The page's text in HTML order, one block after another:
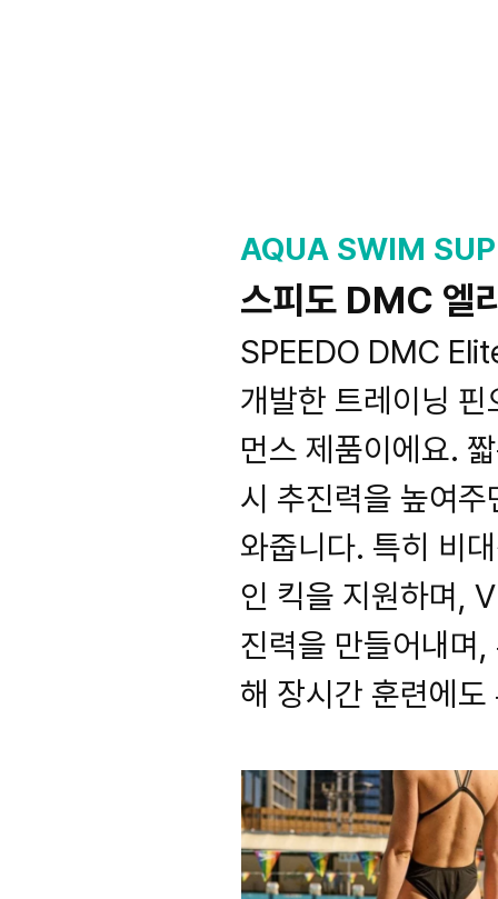
AQUA SWIM
스피도 DMC 엘
SPEEDO DMC
개발한 트레이닝
먼스 제품이에요.
시 추진력을 높여
와줍니다. 특히 비
인 킥을 지원하며,
진력을 만들어내며
해 장시간 훈련에